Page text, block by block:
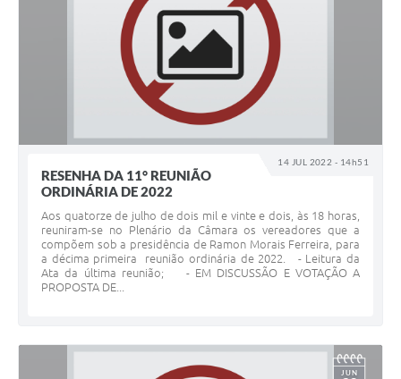
14 JUL 2022 - 14h51
RESENHA DA 11° REUNIÃO
ORDINÁRIA DE 2022
Aos quatorze de julho de dois mil e vinte e dois, às 18 horas,
reuniram-se no Plenário da Câmara os vereadores que a
compõem sob a presidência de Ramon Morais Ferreira, para
a décima primeira reunião ordinária de 2022. - Leitura da
Ata da última reunião; - EM DISCUSSÃO E VOTAÇÃO A
PROPOSTA DE...
JUN